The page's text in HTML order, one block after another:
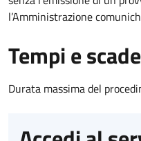
l’Amministrazione
Tempi e
Durata massima del